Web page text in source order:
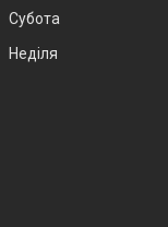
Субота
Неділя